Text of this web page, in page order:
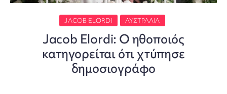
JACOB ELORDI ΑΥΣΤΡΑΛΊΑ
Jacob Elordi: Ο ηθοποιός
κατηγορείται ότι χτύπησε
δημοσιογράφο